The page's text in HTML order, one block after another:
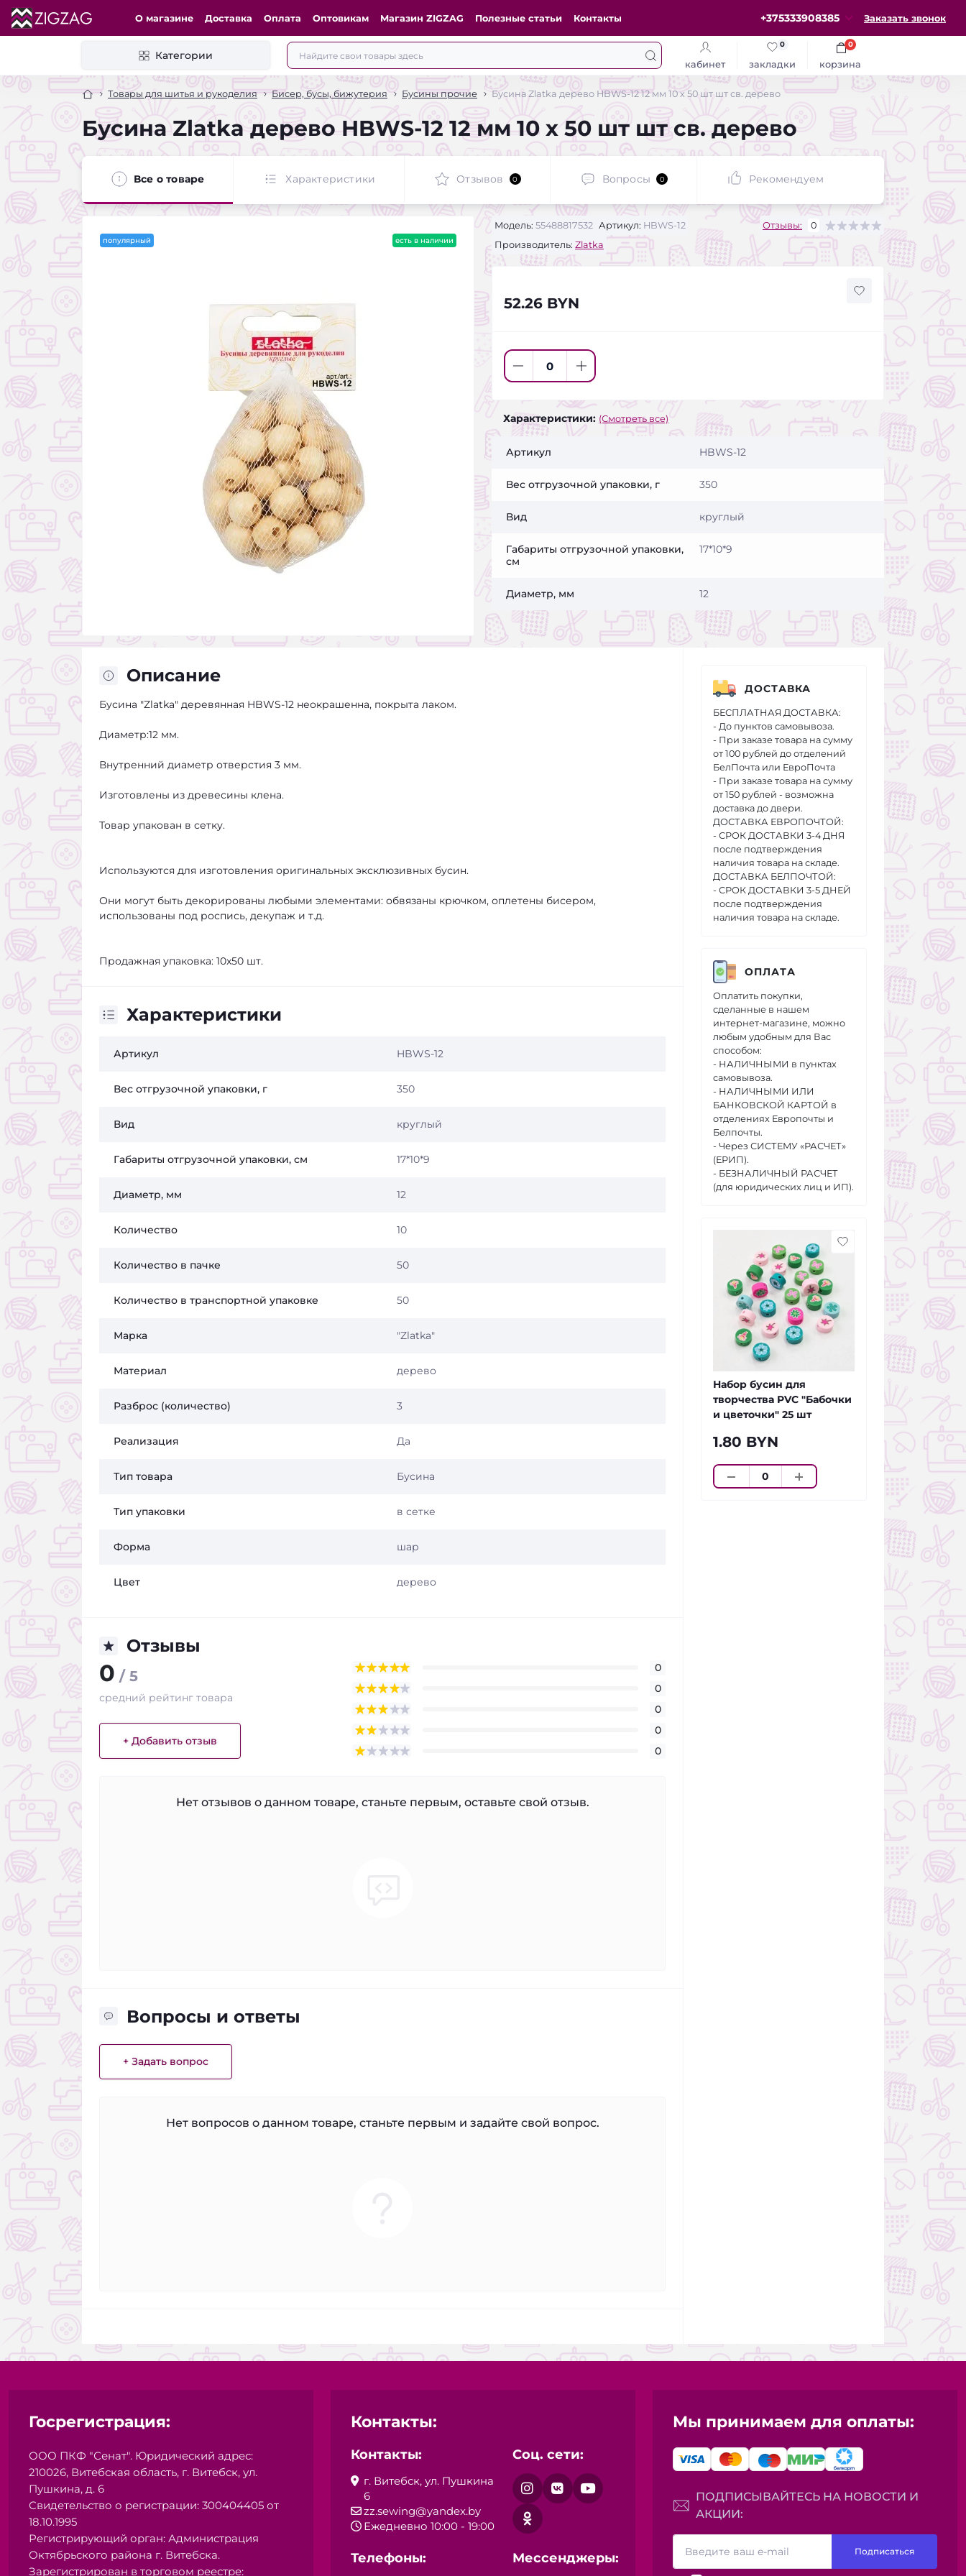
О магазине Доставка Оплата Оптовикам Магазин ZIGZAG Полезные статьи Контакты +375333908385 Заказать звонок
Категории
кабинет закладки
0
корзина
0
Товары для шитья и рукоделия Бисер, бусы, бижутерия Бусины прочие Бусина Zlatka дерево HBWS-12 12 мм 10 х 50 шт шт св. дерево
Бусина Zlatka дерево HBWS-12 12 мм 10 х 50 шт шт св. дерево
Все о товаре Характеристики Отзывов 0 Вопросы 0 Рекомендуем
популярный есть в наличии
Модель: 55488817532 Артикул: HBWS-12
Производитель: Zlatka
Отзывы: 0
52.26 BYN
Характеристики: (Смотреть все)
Артикул HBWS-12
Вес отгрузочной упаковки, г 350
Вид круглый
Габариты отгрузочной упаковки,
см
17*10*9
Диаметр, мм 12
Описание
Бусина "Zlatka" деревянная HBWS-12 неокрашенна, покрыта лаком.
Диаметр:12 мм.
Внутренний диаметр отверстия 3 мм.
Изготовлены из древесины клена.
Товар упакован в сетку.
Используются для изготовления оригинальных эксклюзивных бусин.
Они могут быть декорированы любыми элементами: обвязаны крючком, оплетены бисером,
использованы под роспись, декупаж и т.д.
Продажная упаковка: 10x50 шт.
Характеристики
Артикул HBWS-12
Вес отгрузочной упаковки, г 350
Вид круглый
Габариты отгрузочной упаковки, см 17*10*9
Диаметр, мм 12
Количество 10
Количество в пачке 50
Количество в транспортной упаковке 50
Марка "Zlatka"
Материал дерево
Разброс (количество) 3
Реализация Да
Тип товара Бусина
Тип упаковки в сетке
Форма шар
Цвет дерево
Отзывы
0 / 5
средний рейтинг товара
+ Добавить отзыв
0
0
0
0
0
Нет отзывов о данном товаре, станьте первым, оставьте свой отзыв.
Вопросы и ответы
+ Задать вопрос
Нет вопросов о данном товаре, станьте первым и задайте свой вопрос.
ДОСТАВКА
БЕСПЛАТНАЯ ДОСТАВКА:
- До пунктов самовывоза.
- При заказе товара на сумму
от 100 рублей до отделений
БелПочта или ЕвроПочта
- При заказе товара на сумму
от 150 рублей - возможна
доставка до двери.
ДОСТАВКА ЕВРОПОЧТОЙ:
- СРОК ДОСТАВКИ 3-4 ДНЯ
после подтверждения
наличия товара на складе.
ДОСТАВКА БЕЛПОЧТОЙ:
- СРОК ДОСТАВКИ 3-5 ДНЕЙ
после подтверждения
наличия товара на складе.
ОПЛАТА
Оплатить покупки,
сделанные в нашем
интернет-магазине, можно
любым удобным для Вас
способом:
- НАЛИЧНЫМИ в пунктах
самовывоза.
- НАЛИЧНЫМИ ИЛИ
БАНКОВСКОЙ КАРТОЙ в
отделениях Европочты и
Белпочты.
- Через СИСТЕМУ «РАСЧЕТ»
(ЕРИП).
- БЕЗНАЛИЧНЫЙ РАСЧЕТ
(для юридических лиц и ИП).
Набор бусин для
творчества PVC "Бабочки
и цветочки" 25 шт
1.80 BYN
Госрегистрация:
ООО ПКФ "Сенат". Юридический адрес:
210026, Витебская область, г. Витебск, ул.
Пушкина, д. 6
Свидетельство о регистрации: 300404405 от
18.10.1995
Регистрирующий орган: Администрация
Октябрьского района г. Витебска.
Зарегистрирован в торговом реестре:
Контакты:
Контакты:
г. Витебск, ул. Пушкина
6
zz.sewing@yandex.by
Ежедневно 10:00 - 19:00
Соц. сети:
Телефоны: Мессенджеры:
Мы принимаем для оплаты:
ПОДПИСЫВАЙТЕСЬ НА НОВОСТИ И
АКЦИИ:
Подписаться